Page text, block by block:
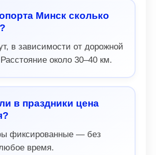
Минск сколько
в зависимости от дорожной
около 30–40 км.
в праздники цена
фиксированные — без
время.